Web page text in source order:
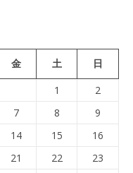
金 土 日
1
2
7 8
9
14 15
16
21 22
23